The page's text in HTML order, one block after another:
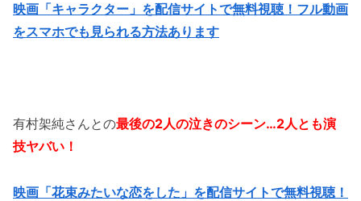
映画「キャラクター」を配信サイトで無料視聴！フル動画
をスマホでも見られる方法あります
有村架純さんとの最後の2人の泣きのシーン…2人とも演
技ヤバい！
映画「花束みたいな恋をした」を配信サイトで無料視聴！